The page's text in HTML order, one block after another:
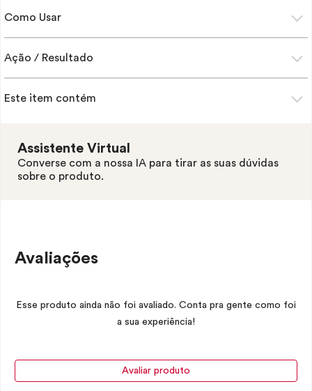
Como Usar
Ação / Resultado
Este item contém
Assistente Virtual
Converse com a nossa IA para tirar as suas dúvidas
sobre o produto.
Avaliações
Esse produto ainda não foi avaliado. Conta pra gente como foi
a sua experiência!
Avaliar produto